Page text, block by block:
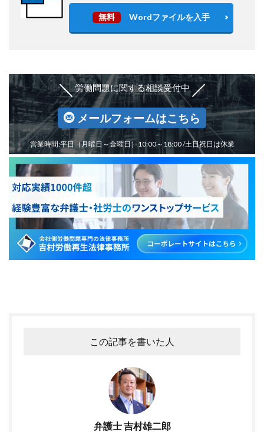
無料 Wordファイルを入手
労働問題に関する相談受付中
メールフォームはこちら
営業時間:平日（月曜日～金曜日）10:00～18:00 /土日祝日は休業
この記事を書いた人
弁護士 吉村雄二郎